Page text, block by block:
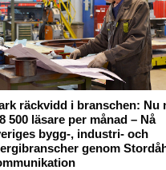
räckvidd i branschen: Nu
500 läsare per månad – Nå
bygg-, industri- och
genom